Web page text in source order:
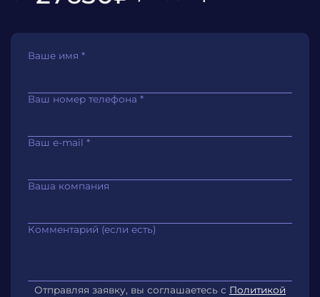
Ваше имя *
Ваш номер телефона *
Ваш e-mail *
Ваша компания
Комментарий (если есть)
Отправляя заявку, вы соглашаетесь с Политикой